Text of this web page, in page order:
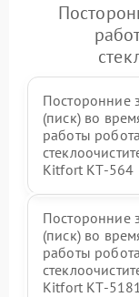
Посторонние
(писк) во
работы
Kitfort КТ-564
Посторонние
(писк) во
работы
Kitfort КТ-